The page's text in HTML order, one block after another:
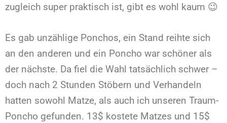
zugleich super praktisch ist, gibt es wohl kaum 😉
Es gab unzählige Ponchos, ein Stand reihte sich
an den anderen und ein Poncho war schöner als
der nächste. Da fiel die Wahl tatsächlich schwer –
doch nach 2 Stunden Stöbern und Verhandeln
hatten sowohl Matze, als auch ich unseren Traum-
Poncho gefunden. 13$ kostete Matzes und 15$